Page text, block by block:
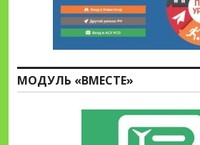
МОДУЛЬ «ВМЕСТЕ»